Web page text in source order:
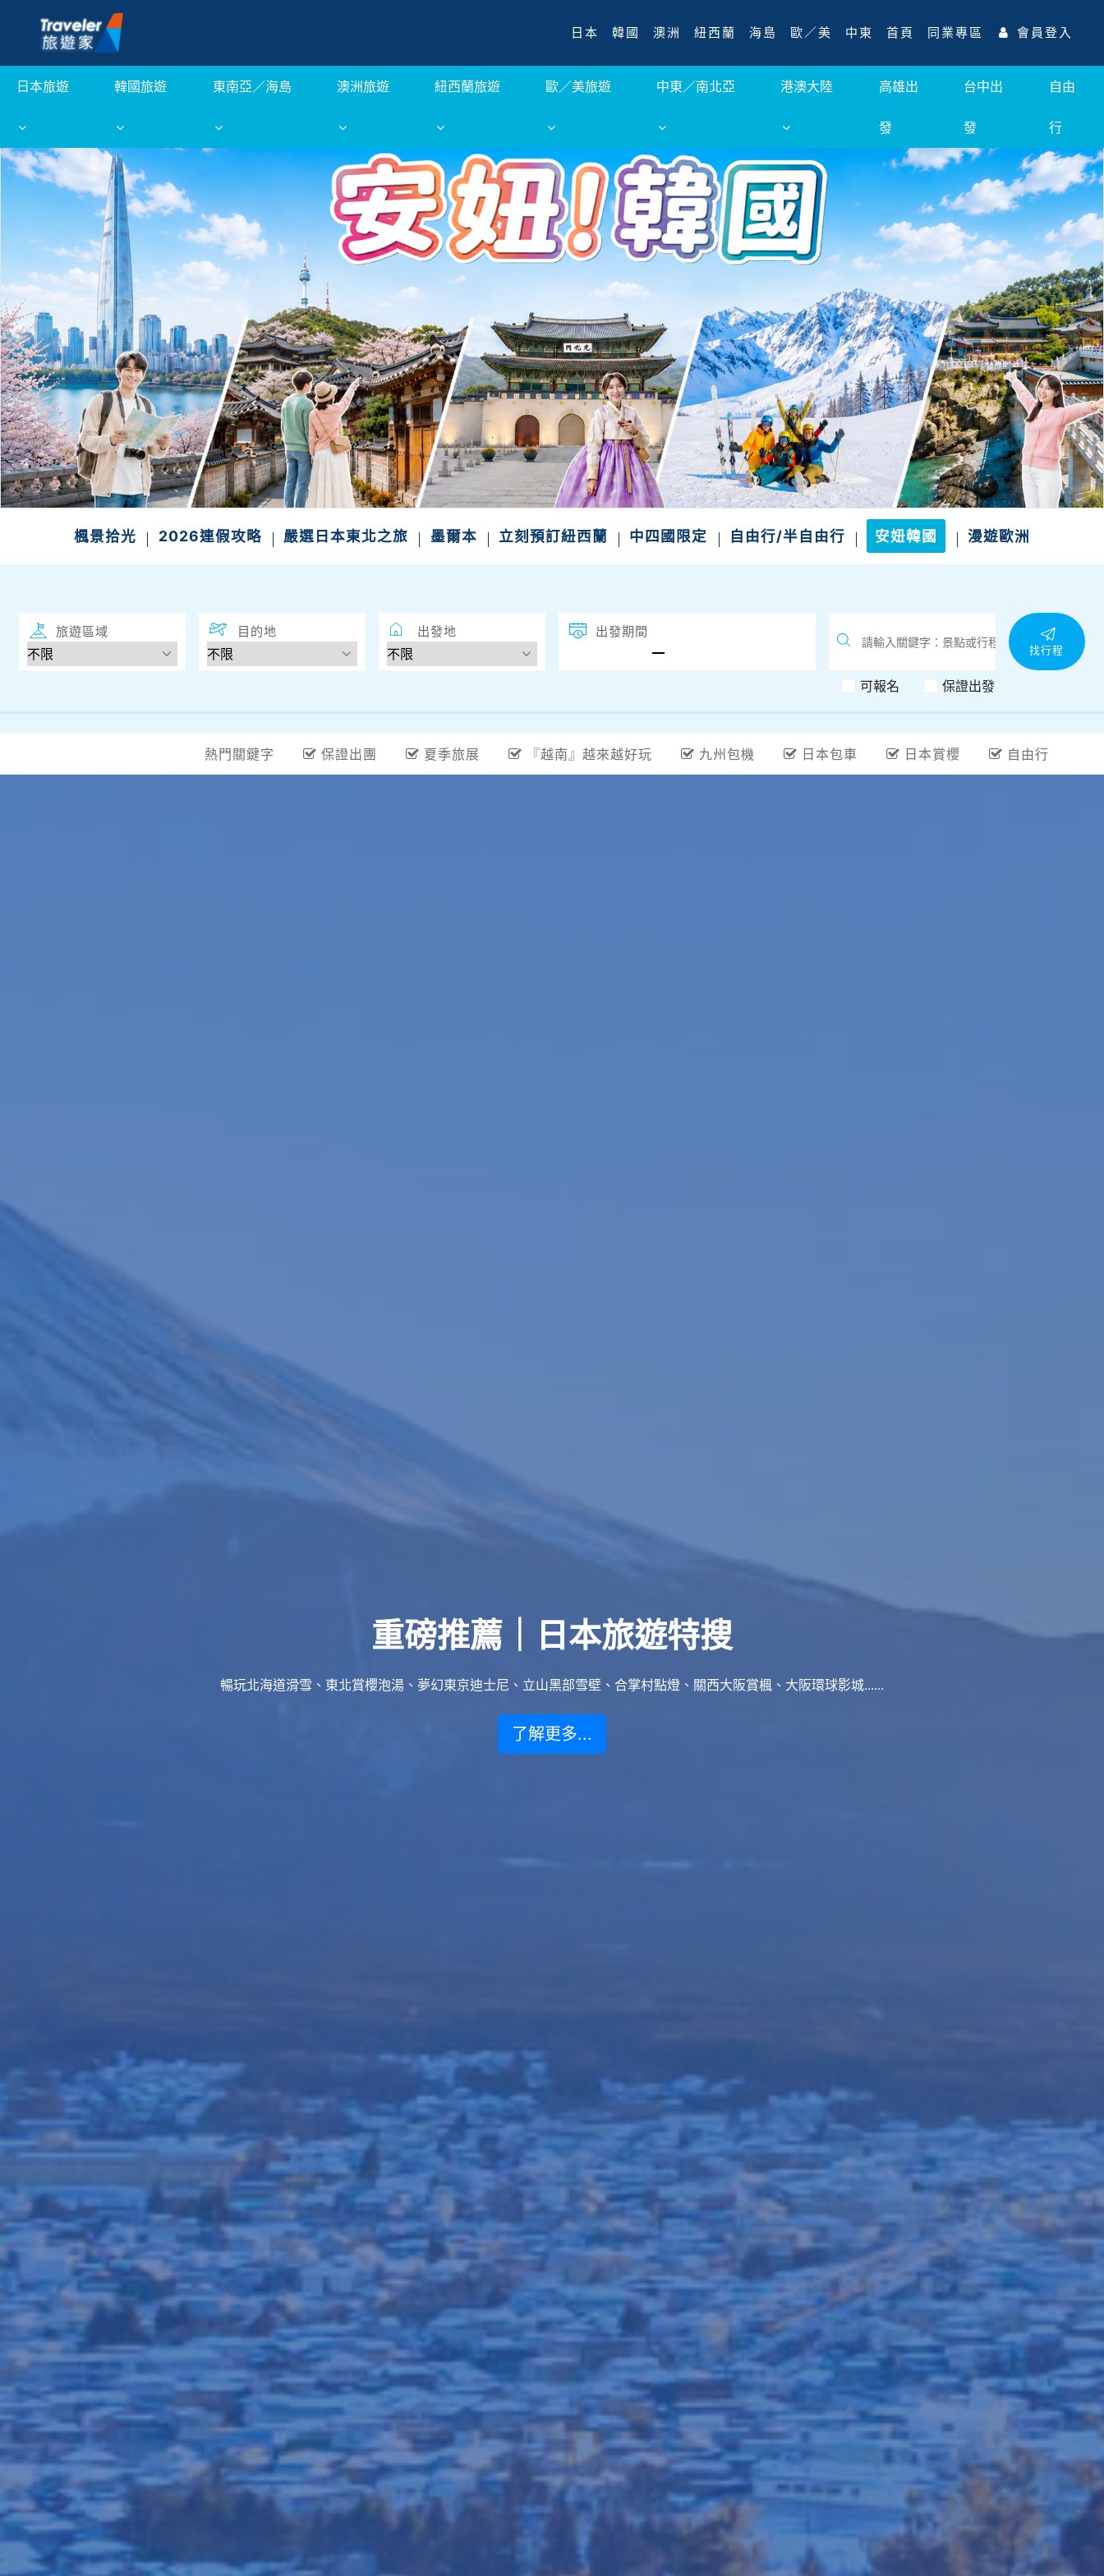
日本 韓國 澳洲 紐西蘭 海島 歐／美 中東 首頁 同業專區 會員登入
日本旅遊 韓國旅遊 東南亞／海島 澳洲旅遊 紐西蘭旅遊 歐／美旅遊 中東／南北亞 港澳大陸 高雄出
發
台中出
發
自由
行
楓景拾光 2026連假攻略 嚴選日本東北之旅 墨爾本 立刻預訂紐西蘭 中四國限定 自由行/半自由行 安妞韓國 漫遊歐洲
旅遊區域 目的地 出發地 出發期間
可報名 保證出發
找行程
熱門關鍵字 保證出團 夏季旅展 『越南』越來越好玩 九州包機 日本包車 日本賞櫻 自由行
重磅推薦｜日本旅遊特搜
暢玩北海道滑雪、東北賞櫻泡湯、夢幻東京迪士尼、立山黑部雪壁、合掌村點燈、關西大阪賞楓、大阪環球影城......
了解更多...